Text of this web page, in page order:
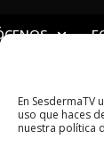
En
uso que haces
nuestra política
AVISO